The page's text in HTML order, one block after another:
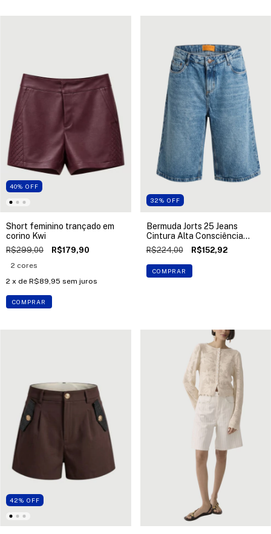
40% OFF
Short feminino trançado em
corino Kwi
R$299,00 R$179,90
2 cores
2 x de R$89,95 sem juros
COMPRAR
32% OFF
Bermuda Jorts 25 Jeans
Cintura Alta Consciência
Jeans
R$224,00 R$152,92
COMPRAR
42% OFF